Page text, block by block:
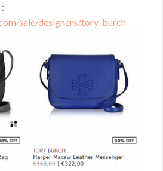
sale/designers/tory-burch